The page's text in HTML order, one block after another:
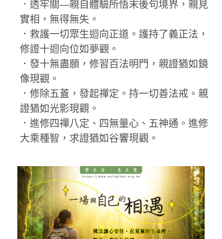
．透牢關—親自體驗所悟末後句境界，親見
實相，無得無失。
．救護一切眾生迴向正道。護持了義正法，
修證十迴向位如夢觀。
．發十無盡願，修習百法明門，親證猶如鏡
像現觀。
．修除五蓋，發起禪定。持一切善法戒。親
證猶如光影現觀。
．進修四禪八定、四無量心、五神通。進修
大乘種智，求證猶如谷響現觀。